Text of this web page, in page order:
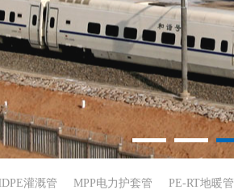
灌溉管 MPP电力护套管 PE-RT地暖管